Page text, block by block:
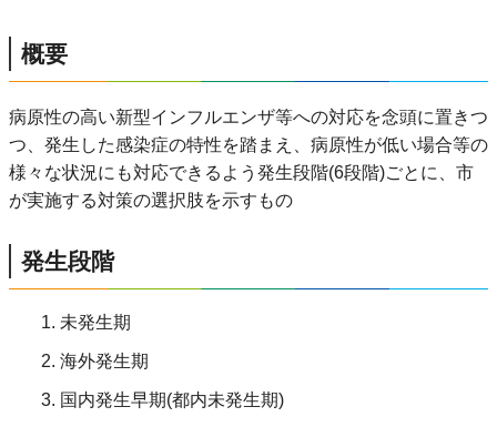
概要
病原性の高い新型インフルエンザ等への対応を念頭に置きつ
つ、発生した感染症の特性を踏まえ、病原性が低い場合等の
様々な状況にも対応できるよう発生段階(6段階)ごとに、市
が実施する対策の選択肢を示すもの
発生段階
未発生期
海外発生期
国内発生早期(都内未発生期)